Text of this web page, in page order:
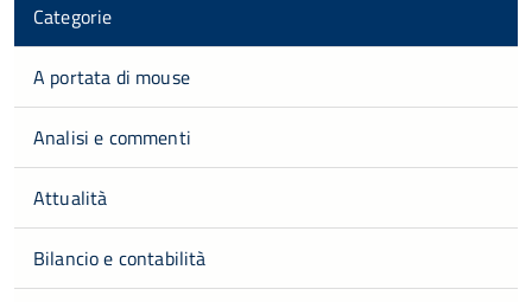
Categorie
A portata di mouse
Analisi e commenti
Attualità
Bilancio e contabilità